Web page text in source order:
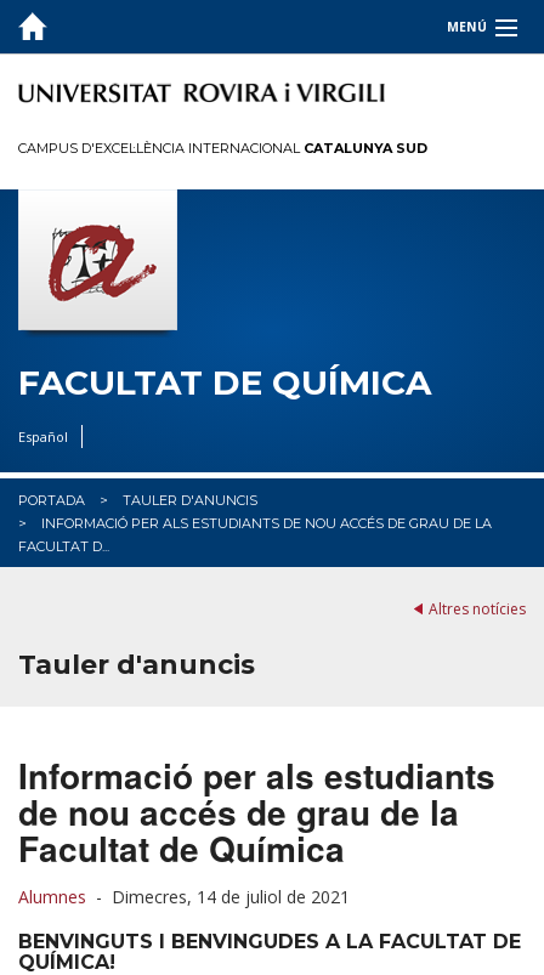
MENÚ
LA FACULTAT
QUALITAT
INFORMACIÓ PER A
R+D+I
CAMPUS D'EXCEL·LÈNCIA INTERNACIONAL CATALUNYA SUD
FACULTAT DE QUÍMICA
Español
PORTADA
TAULER D'ANUNCIS
INFORMACIÓ PER ALS ESTUDIANTS DE NOU ACCÉS DE GRAU DE LA
FACULTAT D...
Altres notícies
Tauler d'anuncis
Informació per als estudiants
de nou accés de grau de la
Facultat de Química
Alumnes - Dimecres, 14 de juliol de 2021
BENVINGUTS I BENVINGUDES A LA FACULTAT DE
QUÍMICA!